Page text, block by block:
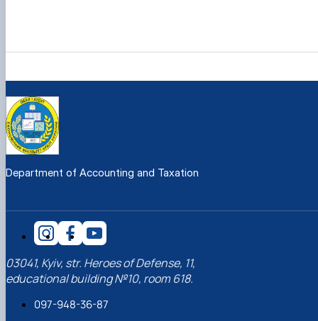
Department of Accounting and Taxation
03041, Kyiv, str. Heroes of Defense, 11,
educational building №10, room 618.
097-948-36-87